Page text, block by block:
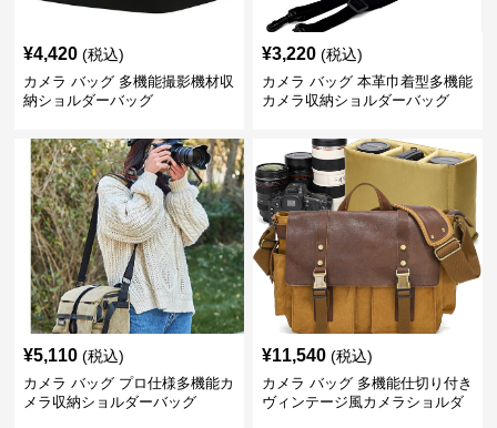
¥4,420 (税込)
カメラ バッグ 多機能撮影機材収
納ショルダーバッグ
¥3,220 (税込)
カメラ バッグ 本革巾着型多機能
カメラ収納ショルダーバッグ
¥5,110 (税込)
カメラ バッグ プロ仕様多機能カ
メラ収納ショルダーバッグ
¥11,540 (税込)
カメラ バッグ 多機能仕切り付き
ヴィンテージ風カメラショルダ